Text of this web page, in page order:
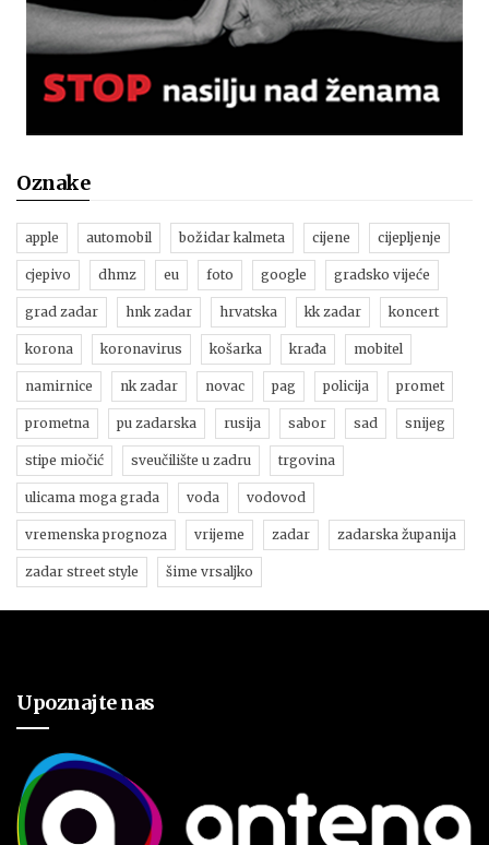
Oznake
apple automobil božidar kalmeta cijene cijepljenje
cjepivo dhmz eu foto google gradsko vijeće
grad zadar hnk zadar hrvatska kk zadar koncert
korona koronavirus košarka krađa mobitel
namirnice nk zadar novac pag policija promet
prometna pu zadarska rusija sabor sad snijeg
stipe miočić sveučilište u zadru trgovina
ulicama moga grada voda vodovod
vremenska prognoza vrijeme zadar zadarska županija
zadar street style šime vrsaljko
Upoznajte nas